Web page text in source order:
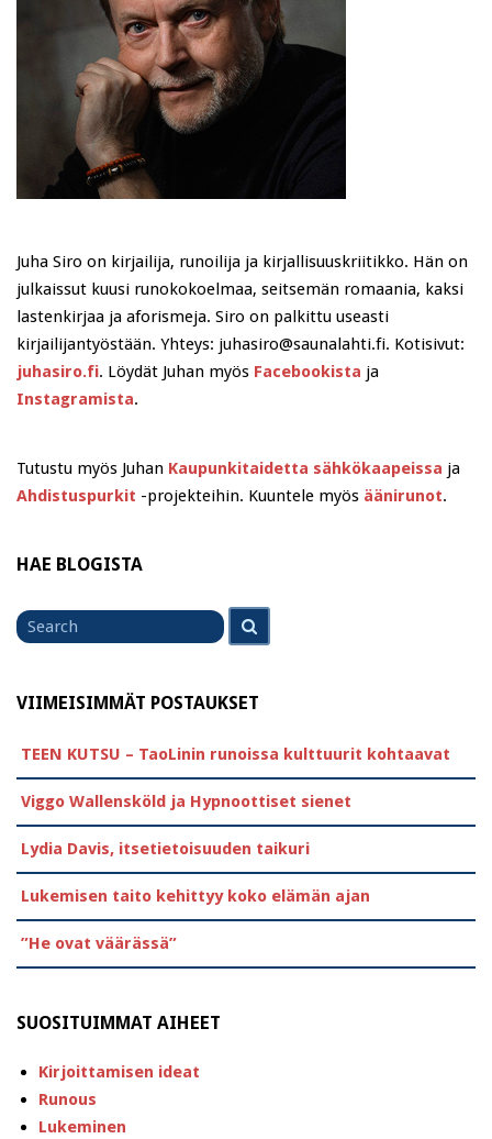
Juha Siro on kirjailija, runoilija ja kirjallisuuskriitikko. Hän on
julkaissut kuusi runokokoelmaa, seitsemän romaania, kaksi
lastenkirjaa ja aforismeja. Siro on palkittu useasti
kirjailijantyöstään. Yhteys: juhasiro@saunalahti.fi. Kotisivut:
juhasiro.fi. Löydät Juhan myös Facebookista ja
Instagramista.
Tutustu myös Juhan Kaupunkitaidetta sähkökaapeissa ja
Ahdistuspurkit -projekteihin. Kuuntele myös äänirunot.
HAE BLOGISTA
Search
for
VIIMEISIMMÄT POSTAUKSET
TEEN KUTSU – TaoLinin runoissa kulttuurit kohtaavat
Viggo Wallensköld ja Hypnoottiset sienet
Lydia Davis, itsetietoisuuden taikuri
Lukemisen taito kehittyy koko elämän ajan
”He ovat väärässä”
SUOSITUIMMAT AIHEET
Kirjoittamisen ideat
Runous
Lukeminen